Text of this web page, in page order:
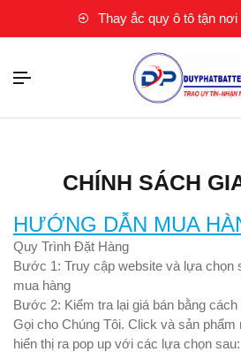
Thay ắc quy ô tô tận
CHÍNH SÁCH
HƯỚNG DẪN MUA
Quy Trình Đặt Hàng
Bước 1: Truy cập website và lựa chọn
mua hàng
Bước 2: Kiểm tra lại giá bán bằng
Gọi cho Chúng Tôi. Click và sản
hiển thị ra pop up với các lựa chọn sau: